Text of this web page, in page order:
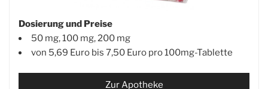
Dosierung und Preise
50 mg, 100 mg, 200 mg
von 5,69 Euro bis 7,50 Euro pro 100mg-Tablette
Zur Apotheke